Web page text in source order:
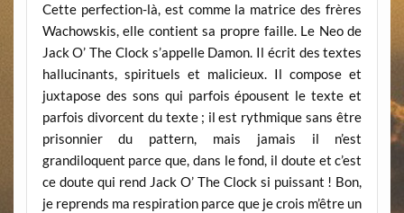
Cette perfection-là, est comme la matrice des frères
Wachowskis, elle contient sa propre faille. Le Neo de
Jack O’ The Clock s’appelle Damon. Il écrit des textes
hallucinants, spirituels et malicieux. Il compose et
juxtapose des sons qui parfois épousent le texte et
parfois divorcent du texte ; il est rythmique sans être
prisonnier du pattern, mais jamais il n’est
grandiloquent parce que, dans le fond, il doute et c’est
ce doute qui rend Jack O’ The Clock si puissant ! Bon,
je reprends ma respiration parce que je crois m’être un